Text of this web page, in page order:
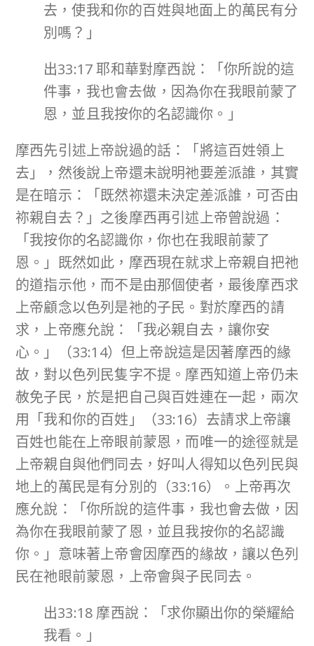
去，使我和你的百姓與地面上的萬民有分
別嗎？」
出33:17 耶和華對摩西說：「你所說的這
件事，我也會去做，因為你在我眼前蒙了
恩，並且我按你的名認識你。」
摩西先引述上帝說過的話：「將這百姓領上
去」，然後說上帝還未說明祂要差派誰，其實
是在暗示：「既然祢還未決定差派誰，可否由
祢親自去？」之後摩西再引述上帝曾說過：
「我按你的名認識你，你也在我眼前蒙了
恩。」既然如此，摩西現在就求上帝親自把祂
的道指示他，而不是由那個使者，最後摩西求
上帝顧念以色列是祂的子民。對於摩西的請
求，上帝應允說：「我必親自去，讓你安
心。」（33:14）但上帝說這是因著摩西的緣
故，對以色列民隻字不提。摩西知道上帝仍未
赦免子民，於是把自己與百姓連在一起，兩次
用「我和你的百姓」（33:16）去請求上帝讓
百姓也能在上帝眼前蒙恩，而唯一的途徑就是
上帝親自與他們同去，好叫人得知以色列民與
地上的萬民是有分別的（33:16）。上帝再次
應允說：「你所說的這件事，我也會去做，因
為你在我眼前蒙了恩，並且我按你的名認識
你。」意味著上帝會因摩西的緣故，讓以色列
民在祂眼前蒙恩，上帝會與子民同去。
出33:18 摩西說：「求你顯出你的榮耀給
我看。」